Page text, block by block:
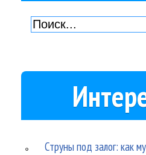
Струны под залог: как